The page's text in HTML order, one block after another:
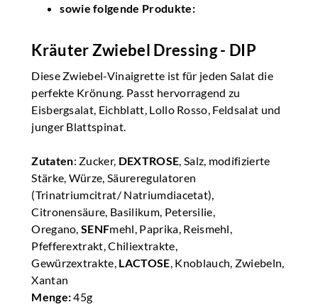
sowie folgende Produkte:
Kräuter Zwiebel Dressing - DIP
Diese Zwiebel-Vinaigrette ist für jeden Salat die
perfekte Krönung. Passt hervorragend zu
Eisbergsalat, Eichblatt, Lollo Rosso, Feldsalat und
junger Blattspinat.
Zutaten: Zucker, DEXTROSE, Salz, modifizierte
Stärke, Würze, Säureregulatoren
(Trinatriumcitrat/ Natriumdiacetat),
Citronensäure, Basilikum, Petersilie,
Oregano,SENFmehl, Paprika, Reismehl,
Pfefferextrakt, Chiliextrakte,
Gewürzextrakte, LACTOSE, Knoblauch, Zwiebeln,
Xantan
Menge:45g